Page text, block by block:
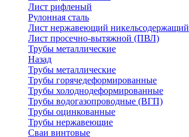
Лист рифленый
Рулонная сталь
Лист нержавеющий никельсодержащий
Лист просечно-вытяжной (ПВЛ)
Трубы металлические
Назад
Трубы металлические
Трубы горячедеформированные
Трубы холоднодеформированные
Трубы водогазопроводные (ВГП)
Трубы оцинкованные
Трубы нержавеющие
Сваи винтовые